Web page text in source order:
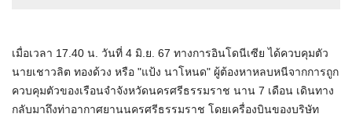
เมื่อเวลา 17.40 น. วันที่ 4 มิ.ย. 67 ทางการอินโดนีเซีย ได้ควบคุมตัว
นายเชาวลิต ทองด้วง หรือ "แป้ง นาโหนด" ผู้ต้องหาหลบหนีจากการถูก
ควบคุมตัวของเรือนจำจังหวัดนครศรีธรรมราช นาน 7 เดือน เดินทาง
กลับมาถึงท่าอากาศยานนครศรีธรรมราช โดยเครื่องบินของบริษัท